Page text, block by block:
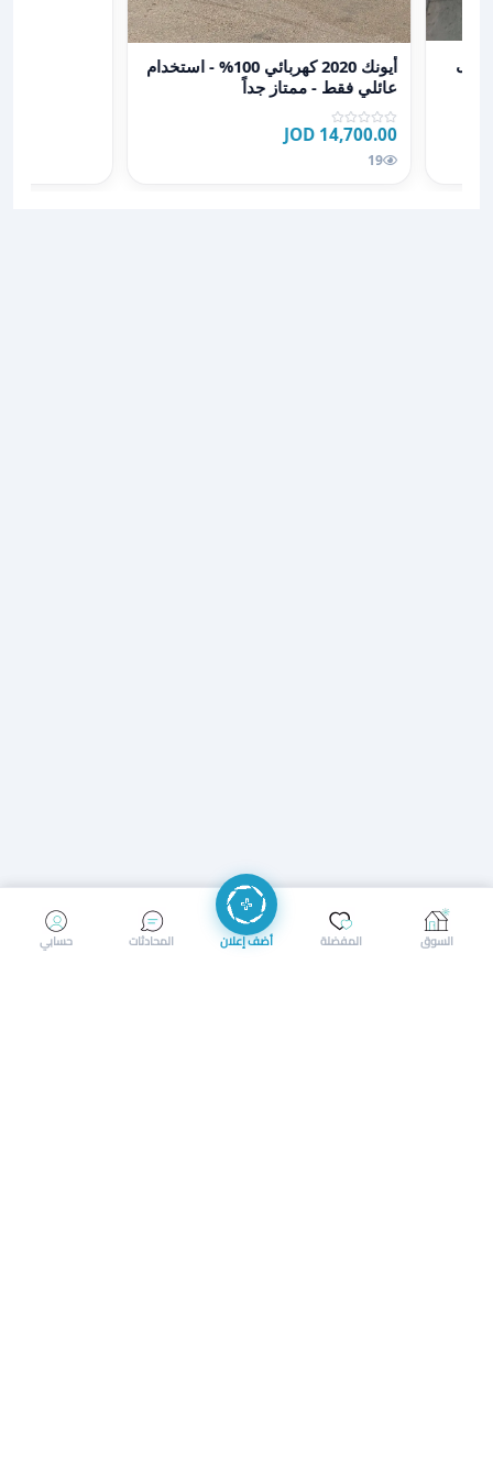
عرض تفاصيل أيونك 2020 كهربائي 100% - استخدام عائلي فقط - ممتاز جداً
أيونك 2020 كهربائي 100% - استخدام
عائلي فقط - ممتاز جداً
14,700.00 JOD
19
إرسال رسالة إجراء مكالمة
حسابي المحادثات أضف إعلان المفضلة السوق